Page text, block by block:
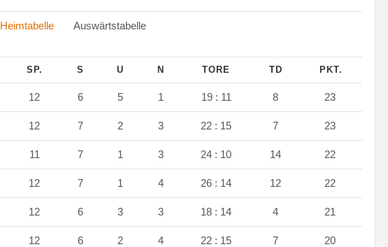
Heimtabelle Auswärtstabelle
SP. S U N TORE TD PKT.
12 6 5 1 19 : 11 8 23
12 7 2 3 22 : 15 7 23
11 7 1 3 24 : 10 14 22
12 7 1 4 26 : 14 12 22
12 6 3 3 18 : 14 4 21
12 6 2 4 22 : 15 7 20